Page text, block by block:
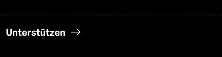
Unterstützen